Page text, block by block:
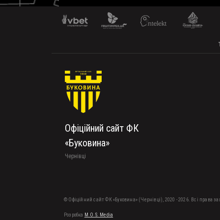
Офіційний сайт ФК
«Буковина»
Чернівці
© Офіційний сайт ФК «Буковина» (Чернівці), 2020 - 2026. Всі права
Розробка M.O.S. Media